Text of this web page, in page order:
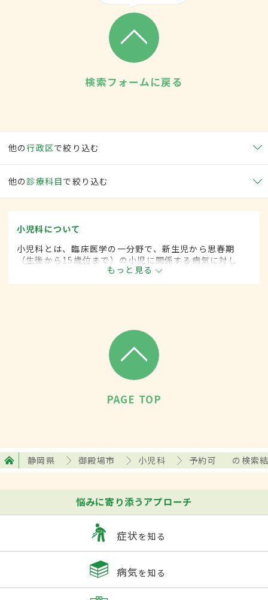
検索フォームに戻る
他の行政区で絞り込む
他の 診療科目で絞り込む
小児科について
小児科とは、臨床医学の一分野で、新生児から思春期
（生後から15歳位まで）の小児に関係する病気に対し
て、内科的な治療をします。
もっと見る
PAGE TOP
静岡県 御殿場市 小児科 予約可 の検索
悩みに寄り添うアプローチ
症状を知る
病気を知る